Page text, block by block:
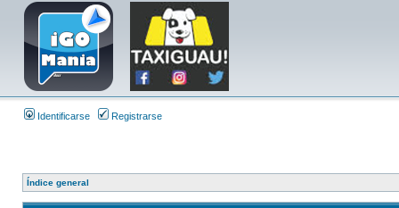
Identificarse Registrarse
Índice general